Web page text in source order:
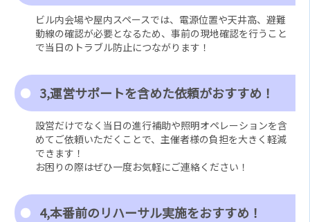
ビル内会場や屋内スペースでは、電源位置や天井高、避難
動線の確認が必要となるため、事前の現地確認を行うこと
で当日のトラブル防止につながります！
3,運営サポートを含めた依頼がおすすめ！
設営だけでなく当日の進行補助や照明オペレーションを含
めてご依頼いただくことで、主催者様の負担を大きく軽減
できます！
お困りの際はぜひ一度お気軽にご連絡ください！
4,本番前のリハーサル実施をおすすめ！